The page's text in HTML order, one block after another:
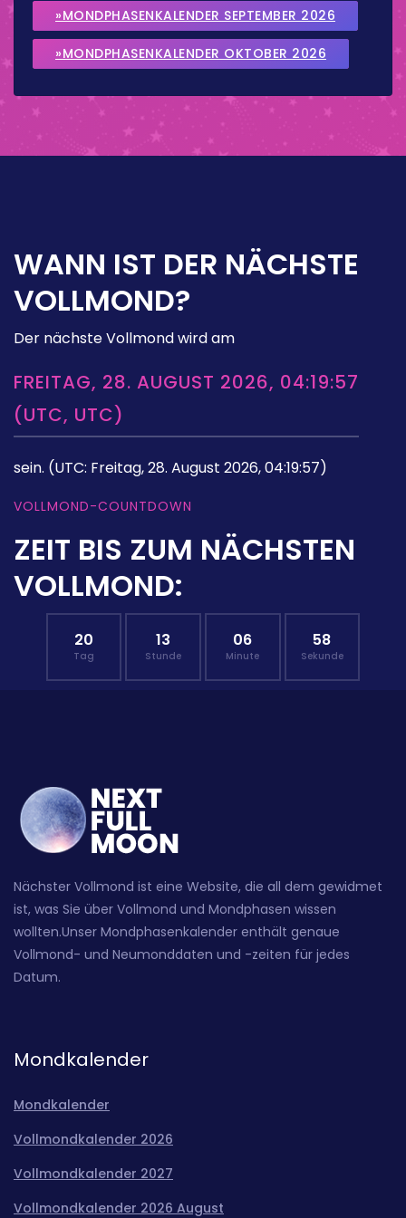
»MONDPHASENKALENDER SEPTEMBER 2026
»MONDPHASENKALENDER OKTOBER 2026
WANN IST DER NÄCHSTE
VOLLMOND?
Der nächste Vollmond wird am
FREITAG, 28. AUGUST 2026, 04:19:57
(UTC, UTC)
sein. (UTC: Freitag, 28. August 2026, 04:19:57)
VOLLMOND-COUNTDOWN
ZEIT BIS ZUM NÄCHSTEN
VOLLMOND:
20
Tag
13
Stunde
06
Minute
57
Sekunde
Nächster Vollmond ist eine Website, die all dem gewidmet
ist, was Sie über Vollmond und Mondphasen wissen
wollten.Unser Mondphasenkalender enthält genaue
Vollmond- und Neumonddaten und -zeiten für jedes
Datum.
Mondkalender
Mondkalender
Vollmondkalender 2026
Vollmondkalender 2027
Vollmondkalender 2026 August